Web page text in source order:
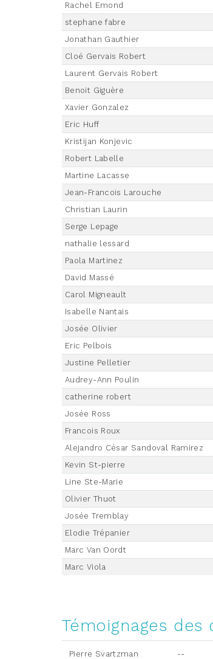
Rachel Emond
stephane fabre
Jonathan Gauthier
Cloé Gervais Robert
Laurent Gervais Robert
Benoit Giguère
Xavier Gonzalez
Eric Huff
Kristijan Konjevic
Robert Labelle
Martine Lacasse
Jean-Francois Larouche
Christian Laurin
Serge Lepage
nathalie lessard
Paola Martinez
David Massé
Carol Migneault
Isabelle Nantais
Josée Olivier
Eric Pelbois
Justine Pelletier
Audrey-Ann Poulin
catherine robert
Josée Ross
Francois Roux
Alejandro César Sandoval Ramirez
Kevin St-pierre
Line Ste-Marie
Olivier Thuot
Josée Tremblay
Elodie Trépanier
Marc Van Oordt
Marc Viola
Témoignages des
Pierre Svartzman --